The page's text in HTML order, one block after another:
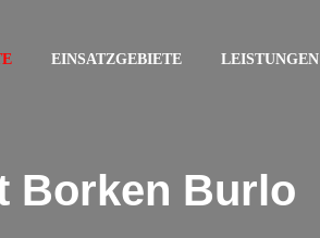
EINSATZGEBIETE LEISTUNGEN
Borken Burlo